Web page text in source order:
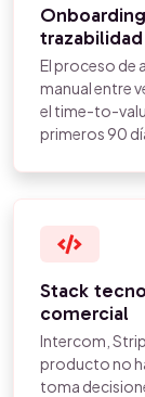
El proceso de
manual entre
el time-to-
primeros 90
Stack
comercial
Intercom,
producto no
toma